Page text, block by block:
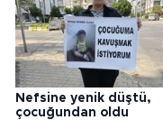
Nefsine yenik düştü,
çocuğundan oldu